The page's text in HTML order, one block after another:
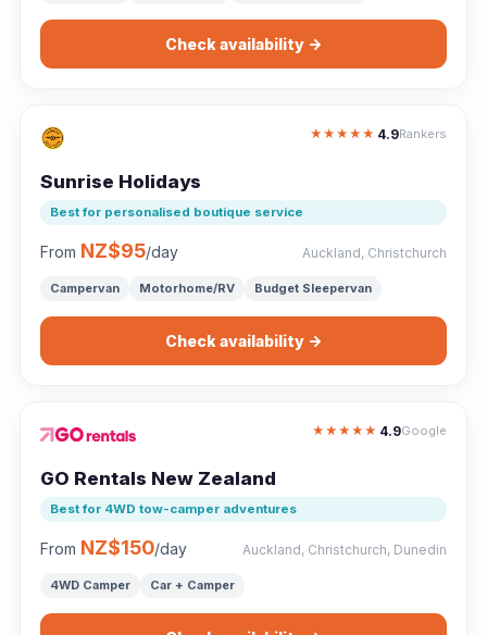
Check availability →
★ ★ ★ ★ ★ 4.9Rankers
Sunrise Holidays
Best for personalised boutique service
From NZ$95/day Auckland, Christchurch
Campervan Motorhome/RV Budget Sleepervan
Check availability →
★ ★ ★ ★ ★ 4.9Google
GO Rentals New Zealand
Best for 4WD tow-camper adventures
From NZ$150/day Auckland, Christchurch, Dunedin
4WD Camper Car + Camper